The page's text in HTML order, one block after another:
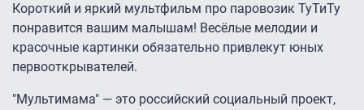
Короткий и яркий мультфильм про паровозик ТуТиТу
понравится вашим малышам! Весёлые мелодии и
красочные картинки обязательно привлекут юных
первооткрывателей.
"Мультимама" — это российский социальный проект,